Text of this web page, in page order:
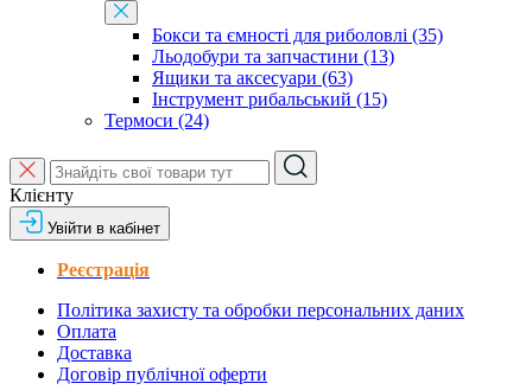
Бокси та ємності для риболовлі (35)
Льодобури та запчастини (13)
Ящики та аксесуари (63)
Інструмент рибальський (15)
Термоси (24)
Клієнту
Увійти в кабінет
Реєстрація
Політика захисту та обробки персональних даних
Оплата
Доставка
Договір публічної оферти